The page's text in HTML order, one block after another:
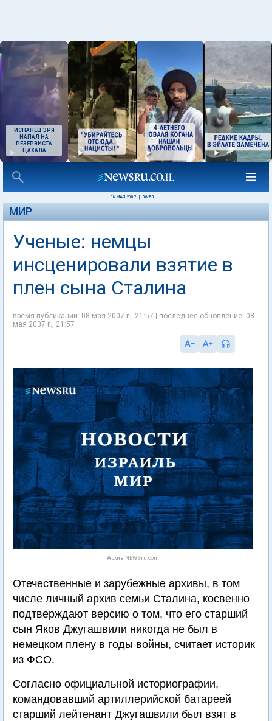
ИСПАНЕЦ ЗРЯ
НАПАЛ НА
РЕЗЕРВИСТА
ЦАХАЛА
08 МАЯ 2007 06:53
МИР
Ученые: немцы
инсценировали взятие в
плен сына Сталина
время публикации: 08 мая 2007 г., 21:57 | последнее обновление: 08
мая 2007 г., 21:57
Архив NEWSru.com
Отечественные и зарубежные архивы, в том
числе личный архив семьи Сталина, косвенно
подтверждают версию о том, что его старший
сын Яков Джугашвили никогда не был в
немецком плену в годы войны, считает историк
из ФСО.
Согласно официальной историографии,
командовавший артиллерийской батареей
старший лейтенант Джугашвили был взят в